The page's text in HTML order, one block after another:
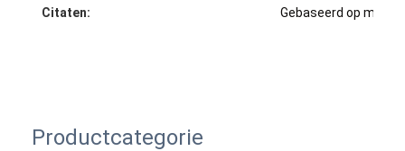
Citaten:
Gebaseerd op
Productcategorie